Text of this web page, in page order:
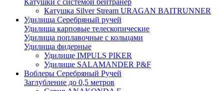
Катушки с системой бейтранер
Катушка Silver Stream URAGAN BAITRUNNER
Удилища Серебряный ручей
Удилища карповые телескопические
Удилища поплавочные с кольцами
Удилища фидерные
Удилище IMPULS PIKER
Удилище SALAMANDER P&F
Воблеры Серебряный Ручей
Заглубление до 0,5 метров